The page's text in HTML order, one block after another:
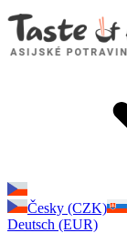
Česky (CZK)
Deutsch (EUR)